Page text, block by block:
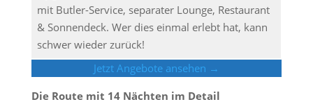
mit Butler-Service, separater Lounge, Restaurant
& Sonnendeck. Wer dies einmal erlebt hat, kann
schwer wieder zurück!
Jetzt Angebote ansehen →
Die Route mit 14 Nächten im Detail